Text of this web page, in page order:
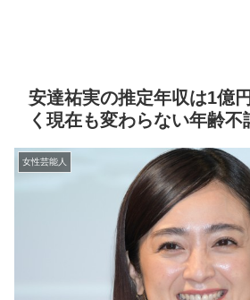
安達祐実の推定年収は1億
く現在も変わらない年齢不
女性芸能人